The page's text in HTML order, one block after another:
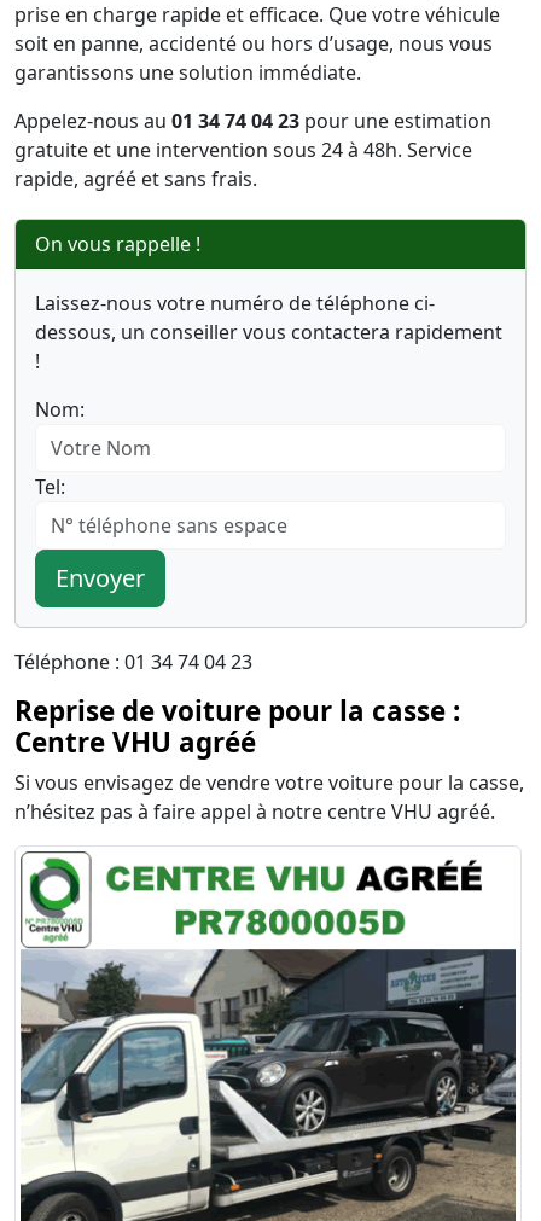
prise en charge rapide et efficace. Que votre véhicule
soit en panne, accidenté ou hors d’usage, nous vous
garantissons une solution immédiate.
Appelez-nous au 01 34 74 04 23 pour une estimation
gratuite et une intervention sous 24 à 48h. Service
rapide, agréé et sans frais.
On vous rappelle !
Laissez-nous votre numéro de téléphone ci-
dessous, un conseiller vous contactera rapidement
!
Nom:
Tel:
Envoyer
Téléphone : 01 34 74 04 23
Reprise de voiture pour la casse :
Centre VHU agréé
Si vous envisagez de vendre votre voiture pour la casse,
n’hésitez pas à faire appel à notre centre VHU agréé.